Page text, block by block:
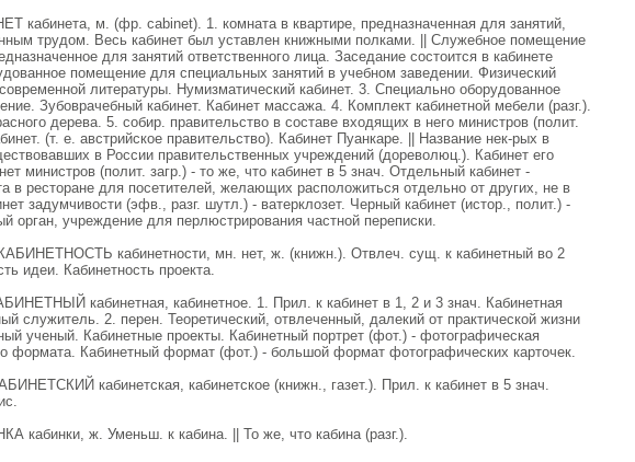
кабинета, м. (фр. cabinet). 1. комната в квартире, предназначенная для занятий,
трудом. Весь кабинет был уставлен книжными полками. || Служебное помещение
для занятий ответственного лица. Заседание состоится в кабинете
помещение для специальных занятий в учебном заведении. Физический
литературы. Нумизматический кабинет. 3. Специально оборудованное
Зубоврачебный кабинет. Кабинет массажа. 4. Комплект кабинетной мебели (разг.).
дерева. 5. собир. правительство в составе входящих в него министров (полит.
(т. е. австрийское правительство). Кабинет Пуанкаре. || Название нек-рых в
в России правительственных учреждений (дореволюц.). Кабинет его
министров (полит. загр.) - то же, что кабинет в 5 знач. Отдельный кабинет -
в ресторане для посетителей, желающих расположиться отдельно от других, не в
задумчивости (эфв., разг. шутл.) - ватерклозет. Черный кабинет (истор., полит.) -
орган, учреждение для перлюстрирования частной переписки.
кабинетности, мн. нет, ж. (книжн.). Отвлеч. сущ. к кабинетный во 2
идеи. Кабинетность проекта.
кабинетная, кабинетное. 1. Прил. к кабинет в 1, 2 и 3 знач. Кабинетная
служитель. 2. перен. Теоретический, отвлеченный, далекий от практической жизни
ученый. Кабинетные проекты. Кабинетный портрет (фот.) - фотографическая
формата. Кабинетный формат (фот.) - большой формат фотографических карточек.
кабинетская, кабинетское (книжн., газет.). Прил. к кабинет в 5 знач.
кабинки, ж. Уменьш. к кабина. || То же, что кабина (разг.).